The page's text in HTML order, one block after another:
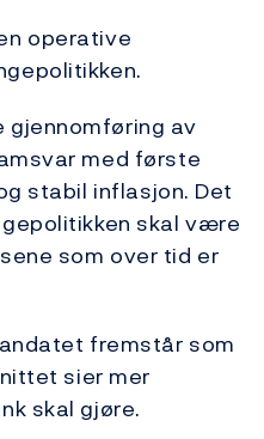
operative
gjennomføring av
med første
stabil inflasjon. Det
skal være
som over tid er
fremstår som
sier mer
skal gjøre.